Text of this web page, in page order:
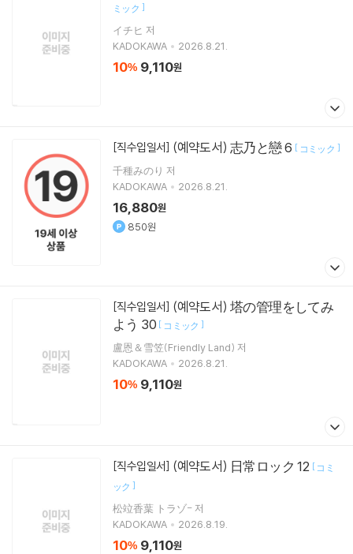
ミック ]
イチヒ 저
KADOKAWA
2026.8.21.
10% 9,110원
[직수입일서] (예약도서) 志乃と戀 6 [ コミック ]
千種みのり 저
KADOKAWA
2026.8.21.
16,880원
850원
[직수입일서]
よう 30 [ コミック ]
盧恩＆雪笠(Friendly Land) 저
KADOKAWA
2026.8.21.
10% 9,110원
[직수입일서] (예약도서) 日常ロック 12 [ コミ
ック ]
松竝香葉 トラゾ- 저
KADOKAWA
2026.8.19.
10% 9,110원